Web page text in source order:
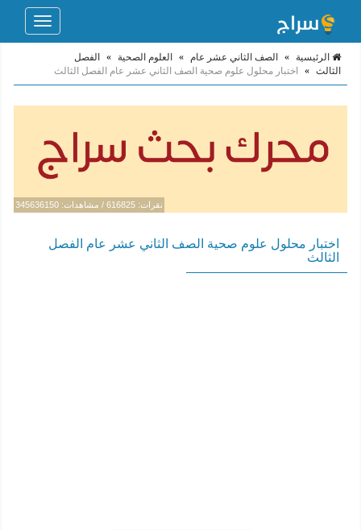
Toggle
الرئيسية » الصف الثاني عشر عام » العلوم الصحية »
الفصل
الثالث » اختبار محلول علوم صحية الصف الثاني عشر عام الفصل الثالث
نقرات: 616825 / مشاهدات: 345636150
اختبار محلول علوم صحية الصف الثاني عشر عام الفصل
الثالث